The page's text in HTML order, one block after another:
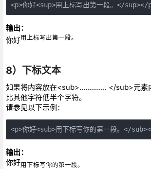
<p>你好<sup>用上标写出第一段。</sup></
输出：
你好用上标写出第一段。
8）下标文本
如果将内容放在<sub>.............. </sub>元素
比其他字符低半个字符。
请参见以下示例：
<p>你好<sub>用下标写你的第一段。</
输出：
你好用下标写你的第一段。